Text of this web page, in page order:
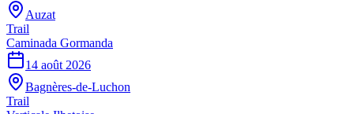
Auzat
Trail
Caminada Gormanda
14 août 2026
Bagnères-de-Luchon
Trail